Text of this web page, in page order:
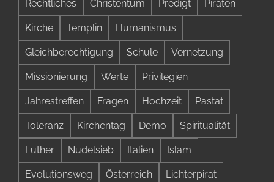
Rechtliches Christentum Predigt Piraten
Kirche Templin Humanismus
Gleichberechtigung Schule Vernetzung
Missionierung Werte Privilegien
Jahrestreffen Fragen Hochzeit Pastat
Toleranz Kirchentag Demo Spiritualität
Luther Nudelsieb Italien Islam
Evolutionsweg Österreich Lichterpirat